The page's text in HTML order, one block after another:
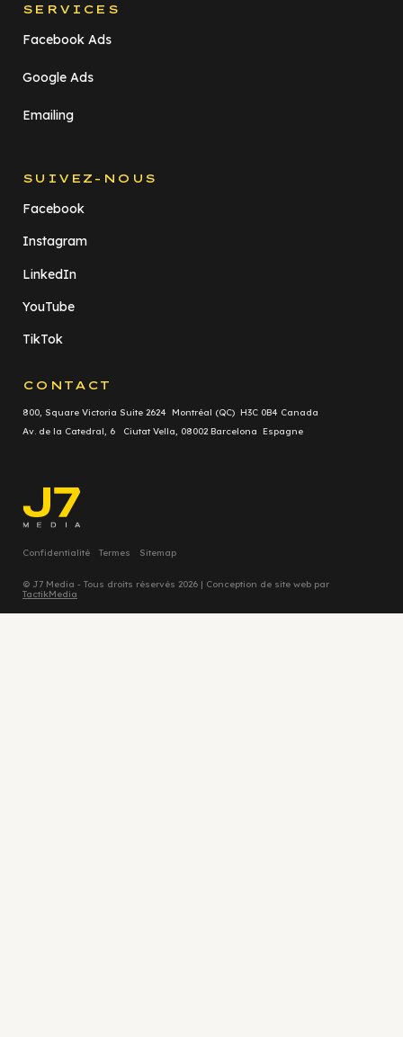
SERVICES
Facebook Ads
Google Ads
Emailing
SUIVEZ-NOUS
Facebook
Instagram
LinkedIn
YouTube
TikTok
CONTACT
800, Square Victoria Suite 2624 Montréal (QC) H3C 0B4 Canada
Av. de la Catedral, 6 Ciutat Vella, 08002 Barcelona Espagne
Confidentialité Termes Sitemap
© J7 Media - Tous droits réservés 2026 | Conception de site web par
TactikMedia